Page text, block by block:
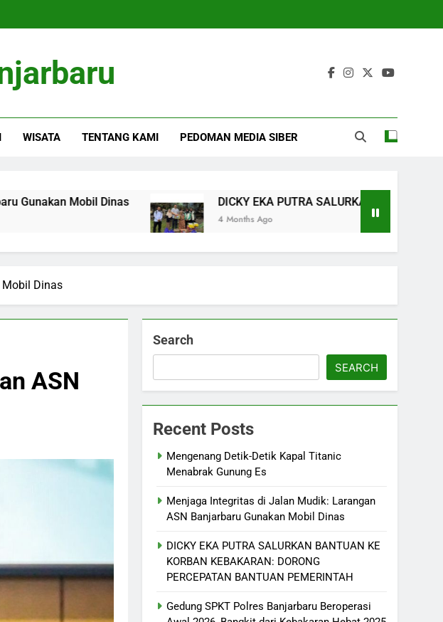
WISATA TENTANG KAMI PEDOMAN MEDIA SIBER
Mobil Dinas DICKY EKA PUTRA SALURKAN BANTUAN KE KORBAN
4 Months Ago
Dinas
ASN
Search
SEARCH
Recent Posts
Mengenang Detik-Detik Kapal Titanic
Menabrak Gunung Es
Menjaga Integritas di Jalan Mudik: Larangan
ASN Banjarbaru Gunakan Mobil Dinas
DICKY EKA PUTRA SALURKAN BANTUAN KE
KORBAN KEBAKARAN: DORONG
PERCEPATAN BANTUAN PEMERINTAH
Gedung SPKT Polres Banjarbaru Beroperasi